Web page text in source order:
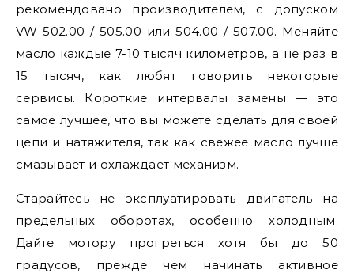
рекомендовано производителем, с допуском
VW 502.00 / 505.00 или 504.00 / 507.00. Меняйте
масло каждые 7-10 тысяч километров, а не раз в
15 тысяч, как любят говорить некоторые
сервисы. Короткие интервалы замены — это
самое лучшее, что вы можете сделать для своей
цепи и натяжителя, так как свежее масло лучше
смазывает и охлаждает механизм.
Старайтесь не эксплуатировать двигатель на
предельных оборотах, особенно холодным.
Дайте мотору прогреться хотя бы до 50
градусов, прежде чем начинать активное